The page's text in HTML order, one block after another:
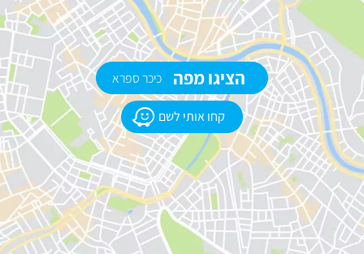
קחו אותי לשם
הציגו מפה כיכר ספרא